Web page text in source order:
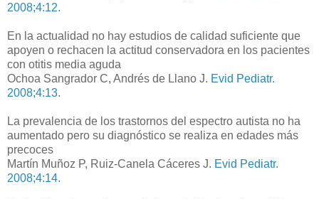
2008;4:12.
En la actualidad no hay estudios de calidad suficiente que
apoyen o rechacen la actitud conservadora en los pacientes
con otitis media aguda
Ochoa Sangrador C, Andrés de Llano J. Evid Pediatr.
2008;4:13.
La prevalencia de los trastornos del espectro autista no ha
aumentado pero su diagnóstico se realiza en edades más
precoces
Martín Muñoz P, Ruiz-Canela Cáceres J. Evid Pediatr.
2008;4:14.